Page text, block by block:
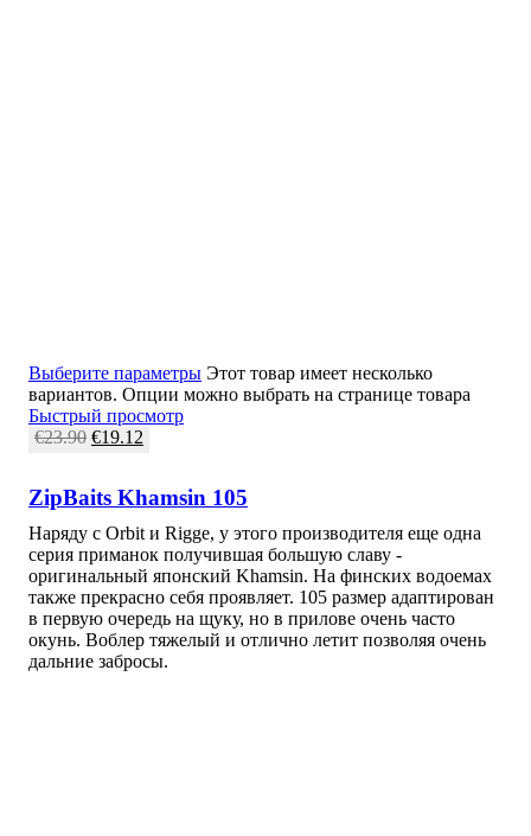
Выберите параметры Этот товар имеет несколько
вариантов. Опции можно выбрать на странице товара
Быстрый просмотр
€23.90 €19.12
ZipBaits Khamsin 105
Наряду с Orbit и Rigge, у этого производителя еще одна
серия приманок получившая большую славу -
оригинальный японский Khamsin. На финских водоемах
также прекрасно себя проявляет. 105 размер адаптирован
в первую очередь на щуку, но в прилове очень часто
окунь. Воблер тяжелый и отлично летит позволяя очень
дальние забросы.